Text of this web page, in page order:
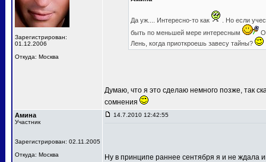
Зарегистрирован:
01.12.2006
Откуда: Москва
Да уж.... Интересно-то как
. Но если
быть по меньшей мере интересным
Лень, когда приоткроешь завесу тайны?
Думаю, что я это сделаю немного позже, так
сомнения
Амина
Участник
Зарегистрирован: 02.11.2005
Откуда: Москва
14.7.2010 12:42:55
Ну в принципе раннее сентября я и не